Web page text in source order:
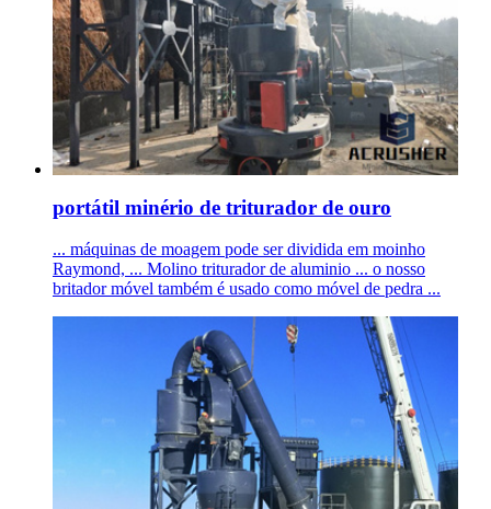
portátil minério de triturador de ouro
... máquinas de moagem pode ser dividida em moinho
Raymond, ... Molino triturador de aluminio ... o nosso
britador móvel também é usado como móvel de pedra ...